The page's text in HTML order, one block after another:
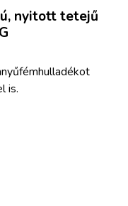
nyitott tetejű
is.